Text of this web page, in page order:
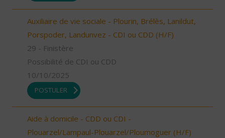
Auxiliaire de vie sociale - Plourin, Brélès, Lanildut,
Porspoder, Landunvez - CDI ou CDD (H/F)
29 - Finistère
Possibilité de CDI ou CDD
10/10/2025
POSTULER
Aide à domicile - CDD ou CDI -
Plouarzel/Lampaul-Plouarzel/Ploumoguer (H/F)